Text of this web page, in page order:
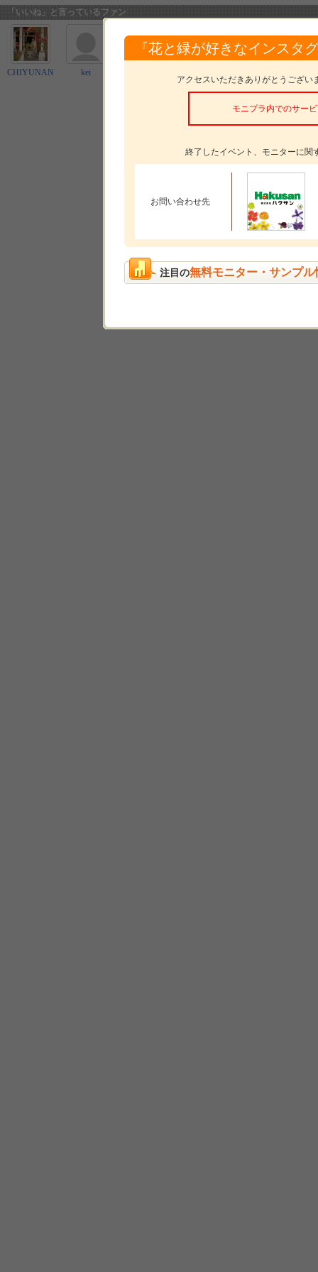
『花と緑が好きなインスタ
アクセスいただきありがとうござい
モニプラ内でのサー
終了したイベント、モニターに関
お問い合わせ先
注目の無料モニター・サンプル
「いいね」と言っているファン
CHIYUNAN kei